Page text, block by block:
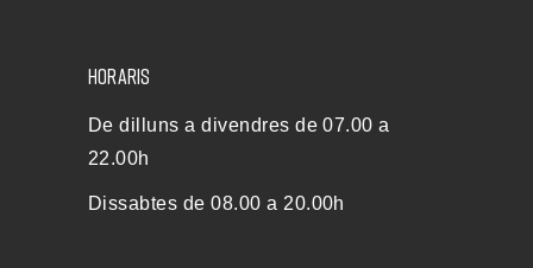
HORARIS
De dilluns a divendres de 07.00 a
22.00h
Dissabtes de 08.00 a 20.00h